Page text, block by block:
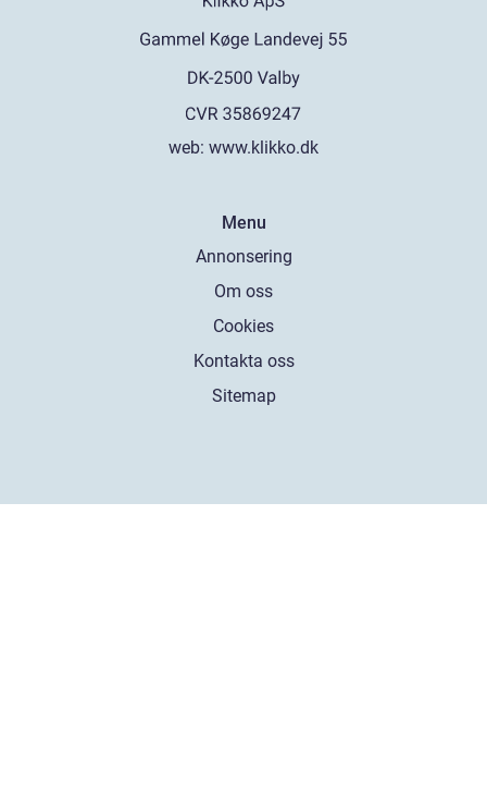
web: www.klikko.dk
Menu
Annonsering
Om oss
Cookies
Kontakta oss
Sitemap